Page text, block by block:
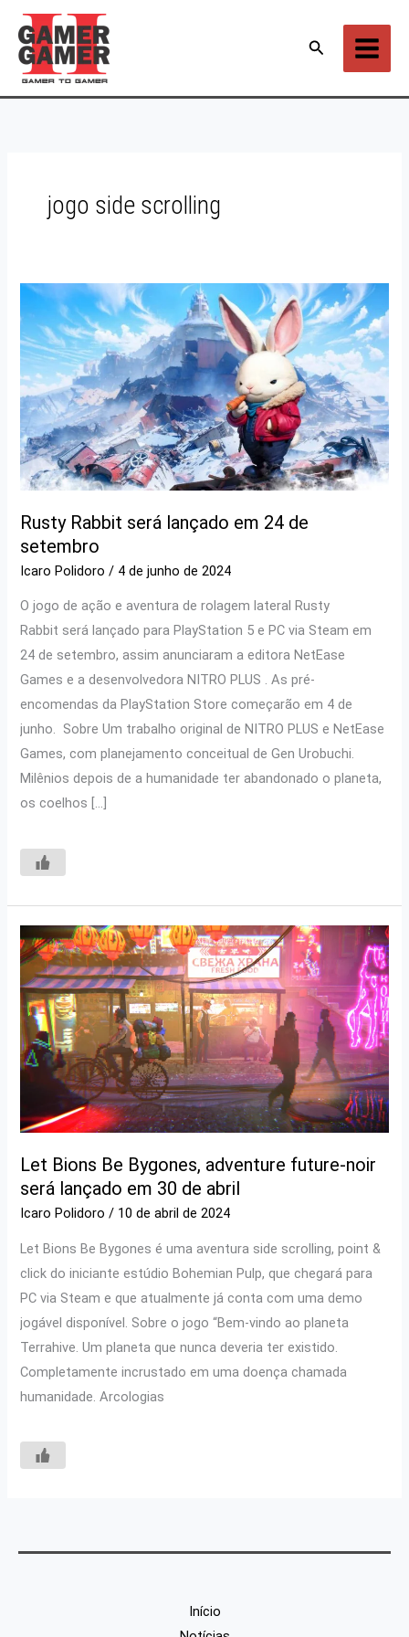
para
conteúdo
Pesquisar
jogo side scrolling
Rusty Rabbit será lançado em 24 de
setembro
Icaro Polidoro/ 4 de junho de 2024
O jogo de ação e aventura de rolagem lateral Rusty
Rabbit será lançado para PlayStation 5 e PC via Steam em
24 de setembro, assim anunciaram a editora NetEase
Games e a desenvolvedora NITRO PLUS . As pré-
encomendas da PlayStation Store começarão em 4 de
junho. Sobre Um trabalho original de NITRO PLUS e NetEase
Games, com planejamento conceitual de Gen Urobuchi.
Milênios depois de a humanidade ter abandonado o planeta,
os coelhos […]
Let Bions Be Bygones, adventure future-noir
será lançado em 30 de abril
Icaro Polidoro/ 10 de abril de 2024
Let Bions Be Bygones é uma aventura side scrolling, point &
click do iniciante estúdio Bohemian Pulp, que chegará para
PC via Steam e que atualmente já conta com uma demo
jogável disponível. Sobre o jogo “Bem-vindo ao planeta
Terrahive. Um planeta que nunca deveria ter existido.
Completamente incrustado em uma doença chamada
humanidade. Arcologias
Início